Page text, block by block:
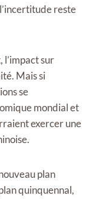
reste
l’impact sur
Mais si
se
mondial et
exercer une
plan
quinquennal,